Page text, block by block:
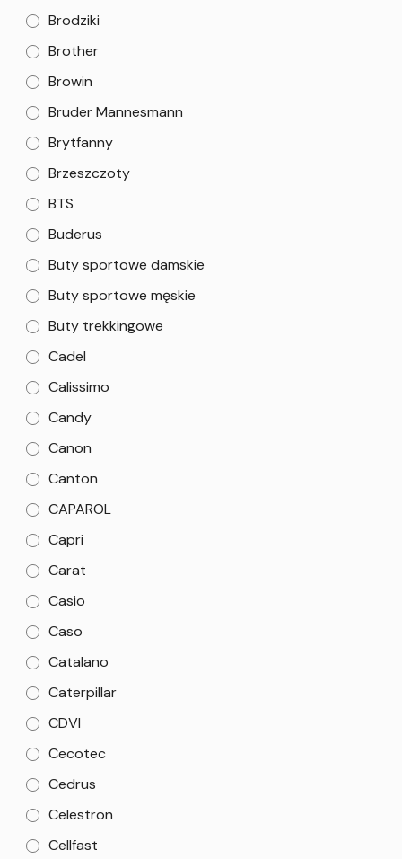
Brodziki
Brother
Browin
Bruder Mannesmann
Brytfanny
Brzeszczoty
BTS
Buderus
Buty sportowe damskie
Buty sportowe męskie
Buty trekkingowe
Cadel
Calissimo
Candy
Canon
Canton
CAPAROL
Capri
Carat
Casio
Caso
Catalano
Caterpillar
CDVI
Cecotec
Cedrus
Celestron
Cellfast